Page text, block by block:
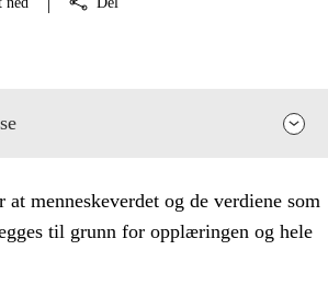
at menneskeverdet og de verdiene som
til grunn for opplæringen og hele